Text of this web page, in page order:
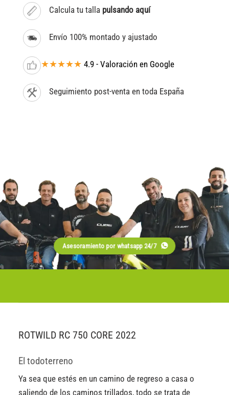
Calcula tu talla pulsando aquí
Envío 100% montado y ajustado
★★★★★ 4.9 - Valoración en Google
Seguimiento post-venta en toda España
Asesoramiento por whatsapp 24/7
ROTWILD RC 750 CORE 2022
El todoterreno
Ya sea que estés en un camino de regreso a casa o
saliendo de los caminos trillados, todo se trata de